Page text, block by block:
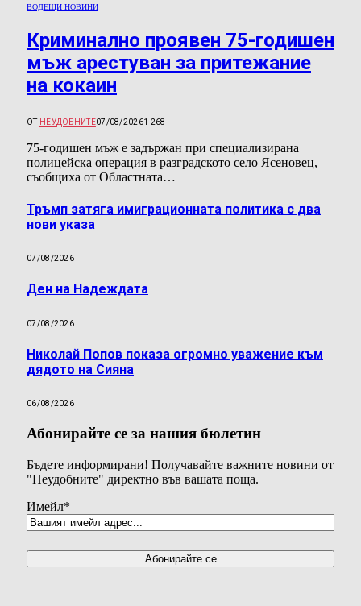
ВОДЕЩИ НОВИНИ
Криминално проявен 75-годишен
мъж арестуван за притежание
на кокаин
ОТ НЕУДОБНИТЕ07/08/20261 268
75-годишен мъж е задържан при специализирана
полицейска операция в разградското село Ясеновец,
съобщиха от Областната…
Тръмп затяга имиграционната политика с два
нови указа
07/08/2026
Ден на Надеждата
07/08/2026
Николай Попов показа огромно уважение към
дядото на Сияна
06/08/2026
Абонирайте се за нашия бюлетин
Бъдете информирани! Получавайте важните новини от
"Неудобните" директно във вашата поща.
Имейл*